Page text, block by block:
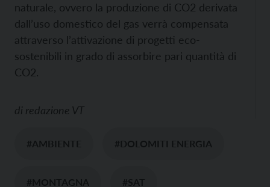
naturale, ovvero la produzione di CO2 derivata
dall’uso domestico del gas verrà compensata
attraverso l’attivazione di progetti eco-
sostenibili in grado di assorbire pari quantità di
CO2.
di redazione VT
#AMBIENTE #DOLOMITI ENERGIA
#MONTAGNA #SAT